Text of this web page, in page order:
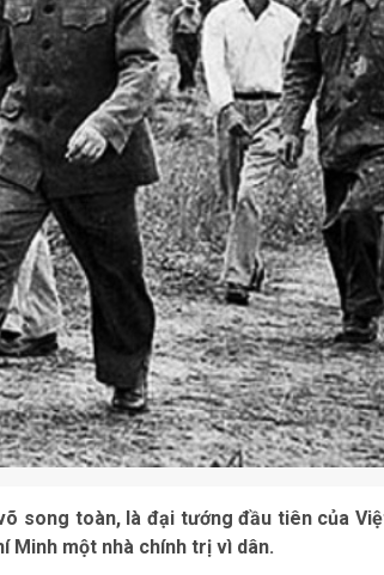
song toàn, là đại tướng đầu tiên của
Minh một nhà chính trị vì dân.